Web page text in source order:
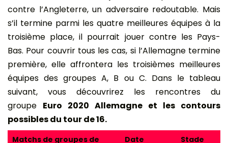
contre l’Angleterre, un adversaire redoutable. Mais
s’il termine parmi les quatre meilleures équipes à la
troisième place, il pourrait jouer contre les Pays-
Bas. Pour couvrir tous les cas, si l’Allemagne termine
première, elle affrontera les troisièmes meilleures
équipes des groupes A, B ou C. Dans le tableau
suivant, vous découvrirez les rencontres du
groupe Euro 2020 Allemagne et les contours
possibles du tour de 16.
Matchs de groupes de Date Stade